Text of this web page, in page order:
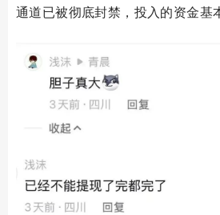
通道已被彻底封禁，投入的资金基